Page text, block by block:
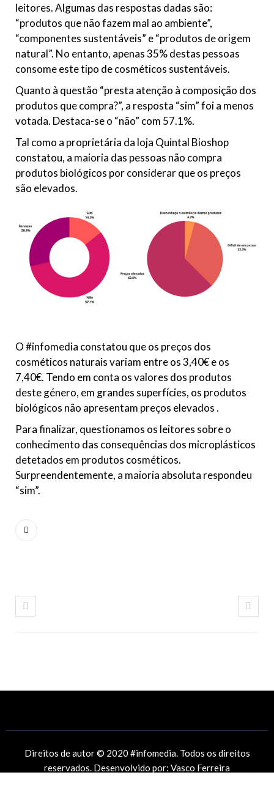
leitores. Algumas das respostas dadas são:
“produtos que não fazem mal ao ambiente”,
“componentes sustentáveis” e “produtos de origem
natural”. No entanto, apenas 35% destas pessoas
consome este tipo de cosméticos sustentáveis.
Quanto à questão “presta atenção à composição dos
produtos que compra?”, a resposta “sim” foi a menos
votada. Destaca-se o “não” com 57.1%.
Tal como a proprietária da loja Quintal Bioshop
constatou, a maioria das pessoas não compra
produtos biológicos por considerar que os preços
são elevados.
O #infomedia constatou que os preços dos
cosméticos naturais variam entre os 3,40€ e os
7,40€. Tendo em conta os valores dos produtos
deste género, em grandes superfícies, os produtos
biológicos não apresentam preços elevados .
Para finalizar, questionamos os leitores sobre o
conhecimento das consequências dos microplásticos
detetados em produtos cosméticos.
Surpreendentemente, a maioria absoluta respondeu
“sim”.
Direitos de autor © 2020 #infomedia. Todos os direitos
reservados. Desenvolvido por: Vasco Ferreira